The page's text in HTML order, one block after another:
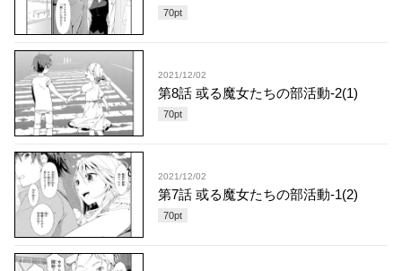
70pt
2021/12/02
第8話 或る魔女たちの部活動-2(1)
70pt
2021/12/02
第7話 或る魔女たちの部活動-1(2)
70pt